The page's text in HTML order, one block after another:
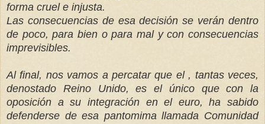
forma cruel e injusta.
Las consecuencias de esa decisión se verán dentro
de poco, para bien o para mal y con consecuencias
imprevisibles.
Al final, nos vamos a percatar que el , tantas veces,
denostado Reino Unido, es el único que con la
oposición a su integración en el euro, ha sabido
defenderse de esa pantomima llamada Comunidad